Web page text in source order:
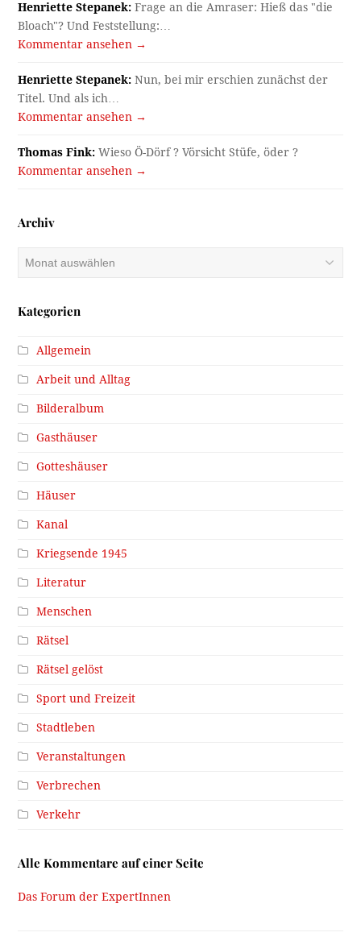
Henriette Stepanek: Frage an die Amraser: Hieß das "die
Bloach"? Und Feststellung:…
Kommentar ansehen →
Henriette Stepanek: Nun, bei mir erschien zunächst der
Titel. Und als ich…
Kommentar ansehen →
Thomas Fink: Wieso Ö-Dörf ? Vörsicht Stüfe, öder ?
Kommentar ansehen →
Archiv
Archiv
Kategorien
Allgemein
Arbeit und Alltag
Bilderalbum
Gasthäuser
Gotteshäuser
Häuser
Kanal
Kriegsende 1945
Literatur
Menschen
Rätsel
Rätsel gelöst
Sport und Freizeit
Stadtleben
Veranstaltungen
Verbrechen
Verkehr
Alle Kommentare auf einer Seite
Das Forum der ExpertInnen